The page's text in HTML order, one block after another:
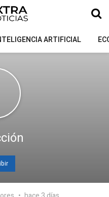
ARTIFICIAL